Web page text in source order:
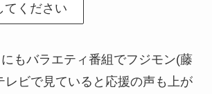
てください
もバラエティ番組でフジモン(藤
レビで見ていると応援の声も上が